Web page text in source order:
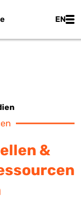
EN
&